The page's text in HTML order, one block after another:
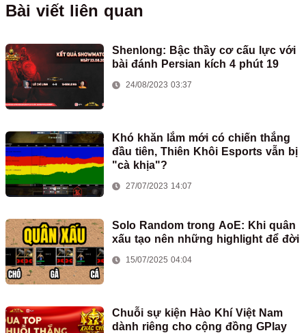
Bài viết liên quan
Shenlong: Bậc thầy cơ cấu lực với
bài đánh Persian kích 4 phút 19
24/08/2023 03:37
Khó khăn lắm mới có chiến thắng
đầu tiên, Thiên Khôi Esports vẫn bị
"cà khịa"?
27/07/2023 14:07
Solo Random trong AoE: Khi quân
xấu tạo nên những highlight để đời
15/07/2025 04:04
Chuỗi sự kiện Hào Khí Việt Nam
dành riêng cho cộng đồng GPlay